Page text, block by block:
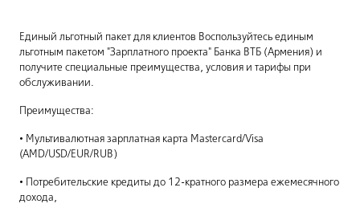
Единый льготный пакет для клиентов Воспользуйтесь единым
льготным пакетом "Зарплатного проекта" Банка ВТБ (Армения) и
получите специальные преимущества, условия и тарифы при
обслуживании.
Преимущества:
• Мультивалютная зарплатная карта Mastercard/Visa
(AMD/USD/EUR/RUB)
• Потребительские кредиты до 12-кратного размера ежемесячного
дохода,